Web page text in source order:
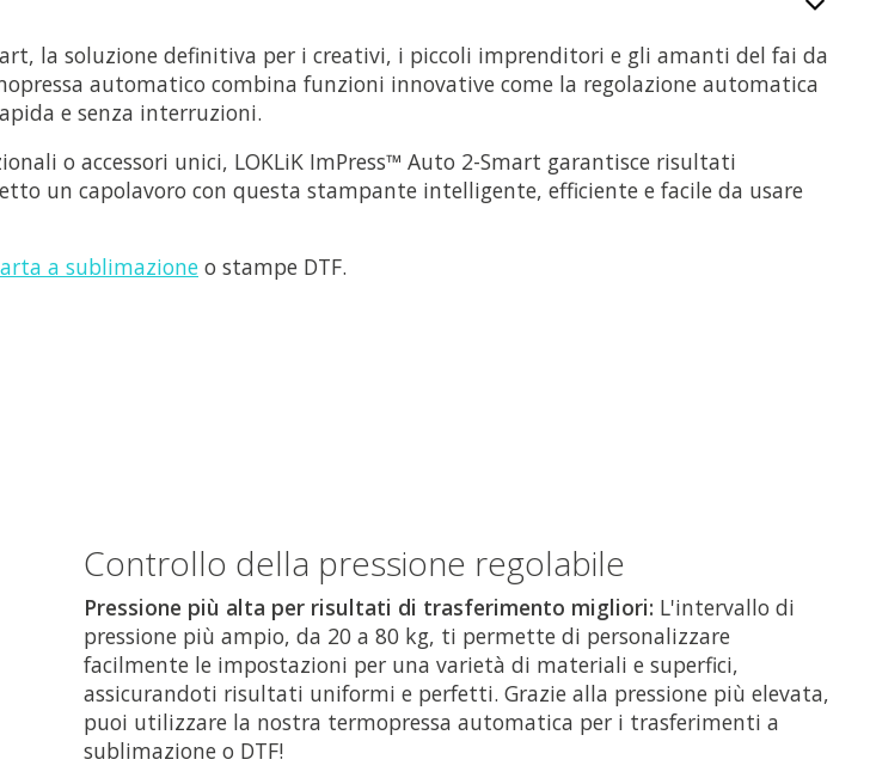
la soluzione definitiva per i creativi, i piccoli imprenditori e gli amanti del fai da
automatico combina funzioni innovative come la regolazione automatica
e senza interruzioni.
o accessori unici, LOKLiK ImPress™ Auto 2-Smart garantisce risultati
un capolavoro con questa stampante intelligente, efficiente e facile da usare
a sublimazione o stampe DTF.
Controllo della pressione regolabile
Pressione più alta per risultati di trasferimento migliori: L'intervallo di
pressione più ampio, da 20 a 80 kg, ti permette di personalizzare
facilmente le impostazioni per una varietà di materiali e superfici,
assicurandoti risultati uniformi e perfetti. Grazie alla pressione più elevata,
puoi utilizzare la nostra termopressa automatica per i trasferimenti a
sublimazione o DTF!